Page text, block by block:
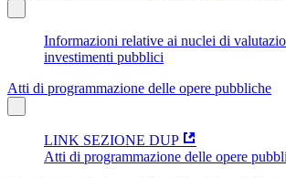
Informazioni relative ai nuclei di
investimenti pubblici
Atti di programmazione delle opere pubbliche
LINK SEZIONE DUP
Atti di programmazione delle opere